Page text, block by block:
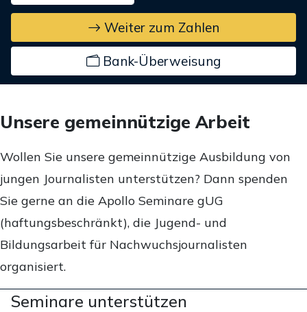
Weiter zum Zahlen
Bank-Überweisung
Unsere gemeinnützige Arbeit
Wollen Sie unsere gemeinnützige Ausbildung von
jungen Journalisten unterstützen? Dann spenden
Sie gerne an die Apollo Seminare gUG
(haftungsbeschränkt), die Jugend- und
Bildungsarbeit für Nachwuchsjournalisten
organisiert.
Seminare unterstützen